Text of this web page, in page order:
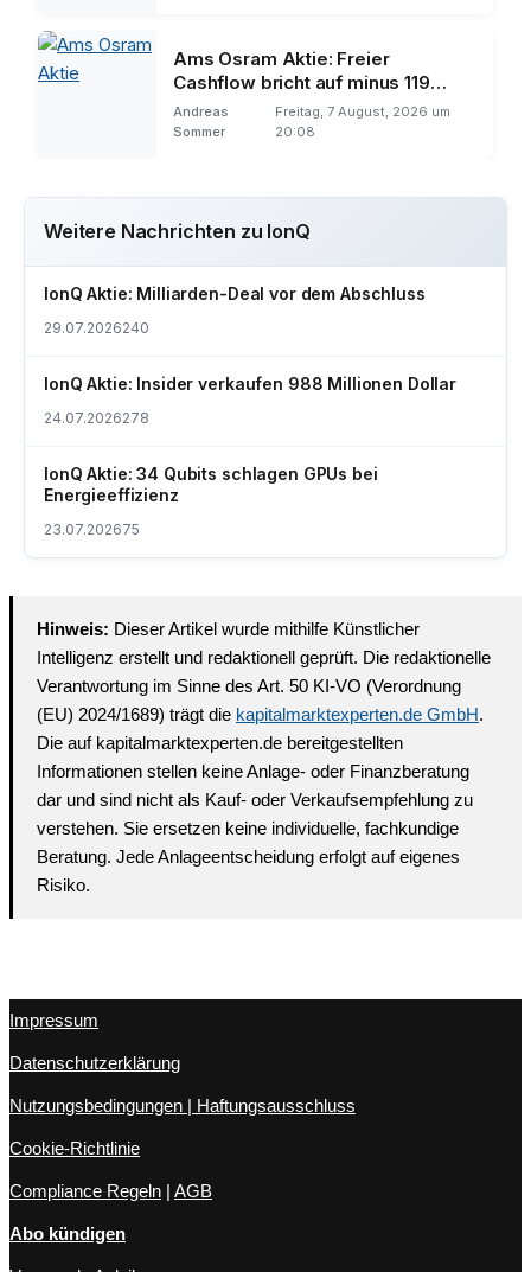
Ams Osram Aktie: Freier
Cashflow bricht auf minus 119
Millionen
Andreas
Sommer
Freitag, 7 August, 2026 um
20:08
Weitere Nachrichten zu IonQ
IonQ Aktie: Milliarden-Deal vor dem Abschluss
29.07.2026240
IonQ Aktie: Insider verkaufen 988 Millionen Dollar
24.07.2026278
IonQ Aktie: 34 Qubits schlagen GPUs bei
Energieeffizienz
23.07.202675
Hinweis: Dieser Artikel wurde mithilfe Künstlicher
Intelligenz erstellt und redaktionell geprüft. Die redaktionelle
Verantwortung im Sinne des Art. 50 KI-VO (Verordnung
(EU) 2024/1689) trägt die kapitalmarktexperten.de GmbH.
Die auf kapitalmarktexperten.de bereitgestellten
Informationen stellen keine Anlage- oder Finanzberatung
dar und sind nicht als Kauf- oder Verkaufsempfehlung zu
verstehen. Sie ersetzen keine individuelle, fachkundige
Beratung. Jede Anlageentscheidung erfolgt auf eigenes
Risiko.
Impressum
Datenschutzerklärung
Nutzungsbedingungen | Haftungsausschluss
Cookie-Richtlinie
Compliance Regeln | AGB
Abo kündigen